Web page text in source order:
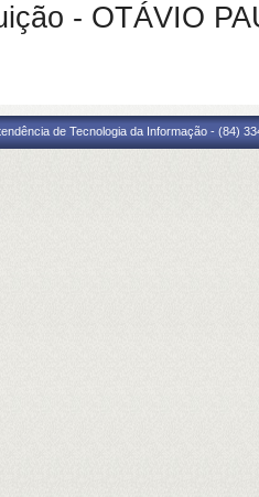
- OTÁVIO
de Tecnologia da Informação - (84)